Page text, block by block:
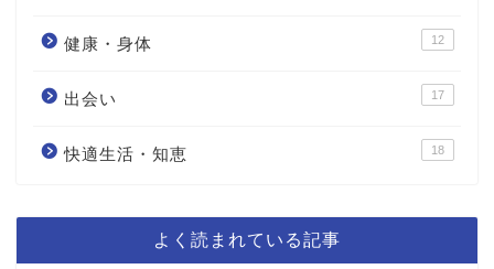
健康・身体 12
出会い 17
快適生活・知恵 18
よく読まれている記事